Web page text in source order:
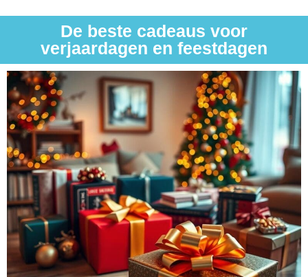
De beste cadeaus voor
verjaardagen en feestdagen